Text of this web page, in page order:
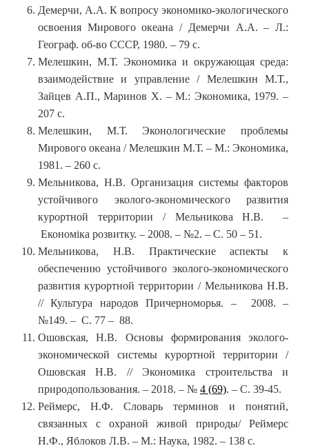
Демерчи, А.А. К вопросу экономико-экологического
освоения Мирового океана / Демерчи А.А. – Л.:
Географ. об-во СССР, 1980. – 79 с.
Мелешкин, М.Т. Экономика и окружающая среда:
взаимодействие и управление / Мелешкин М.Т.,
Зайцев А.П., Маринов Х. – М.: Экономика, 1979. –
207 с.
Мелешкин, М.Т. Эконологические проблемы
Мирового океана / Мелешкин М.Т. – М.: Экономика,
1981. – 260 с.
Мельникова, Н.В. Организация системы факторов
устойчивого эколого-экономического развития
курортной территории / Мельникова Н.В. –
Економіка розвитку. – 2008. – №2. – С. 50 – 51.
Мельникова, Н.В. Практические аспекты к
обеспечению устойчивого эколого-экономического
развития курортной территории / Мельникова Н.В.
// Культура народов Причерноморья. – 2008. –
№149. – С. 77 – 88.
Ошовская, Н.В. Основы формирования эколого-
экономической системы курортной территории /
Ошовская Н.В. // Экономика строительства и
природопользования. – 2018. – № 4 (69). – С. 39-45.
Реймерс, Н.Ф. Словарь терминов и понятий,
связанных с охраной живой природы/ Реймерс
Н.Ф., Яблоков Л.В. – М.: Наука, 1982. – 138 с.